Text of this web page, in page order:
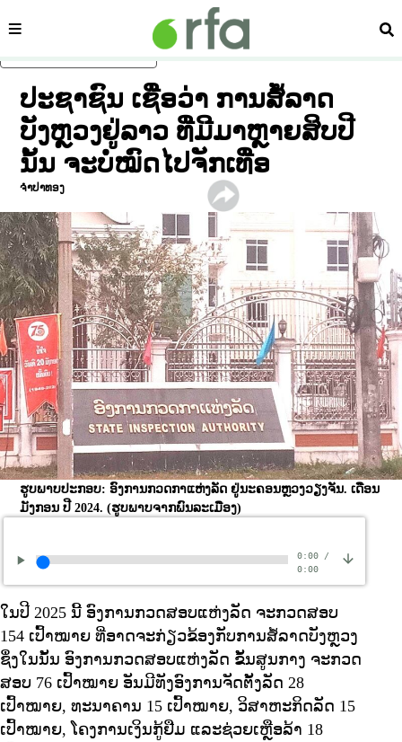
ໝວດ ຄົ້
ປະຊາຊົນ ເຊື່ອວ່າ ການສໍ້ລາດ
ບັງຫຼວງຢູ່ລາວ ທີ່ມີມາຫຼາຍສິບປີ
ນັ້ນ ຈະບໍ່ໝົດໄປຈັກເທື່ອ
ຈໍາປາທອງ
ຮູບພາບປະກອບ: ອົງການກວດກາແຫ່ງລັດ ຢູ່ນະຄອນຫຼວງວຽງຈັນ. ເດືອນ
ມັງກອນ ປີ 2024.(ຮູບພາບຈາກພົນລະເມືອງ)
0:00/
0:00
ໃນປີ 2025 ນີ້ ອົງການກວດສອບແຫ່ງລັດ ຈະກວດສອບ
154 ເປົ້າໝາຍ ທີ່ອາດຈະກ່ຽວຂ້ອງກັບການສໍ້ລາດບັງຫຼວງ
ຊຶ່ງໃນນັ້ນ ອົງການກວດສອບແຫ່ງລັດ ຂັ້ນສູນກາງ ຈະກວດ
ສອບ 76 ເປົ້າໝາຍ ອັນມີທັງອົງການຈັດຕັ້ງລັດ 28
ເປົ້າໝາຍ, ທະນາຄານ 15 ເປົ້າໝາຍ, ວິສາຫະກິດລັດ 15
ເປົ້າໝາຍ, ໂຄງການເງິນກູ້ຢືມ ແລະຊ່ວຍເຫຼືອລ້າ 18